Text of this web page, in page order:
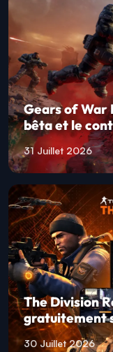
Gears of War
bêta et le
31 Juillet 2026
The Division
gratuitement
30 Juillet 2026